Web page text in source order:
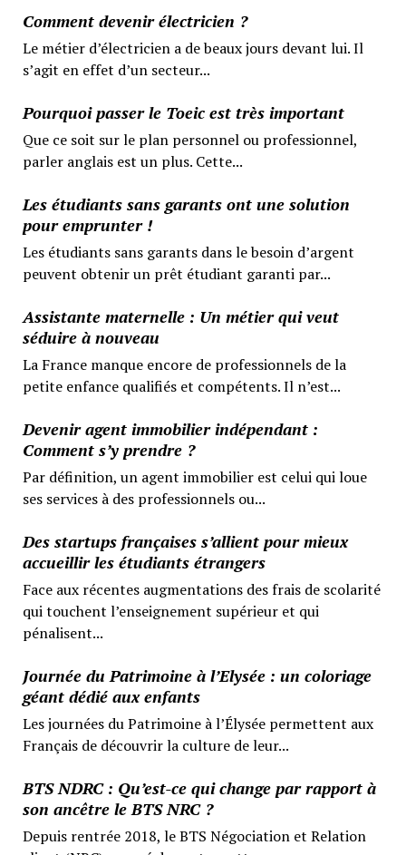
Comment devenir électricien ?
Le métier d’électricien a de beaux jours devant lui. Il
s’agit en effet d’un secteur...
Pourquoi passer le Toeic est très important
Que ce soit sur le plan personnel ou professionnel,
parler anglais est un plus. Cette...
Les étudiants sans garants ont une solution
pour emprunter !
Les étudiants sans garants dans le besoin d’argent
peuvent obtenir un prêt étudiant garanti par...
Assistante maternelle : Un métier qui veut
séduire à nouveau
La France manque encore de professionnels de la
petite enfance qualifiés et compétents. Il n’est...
Devenir agent immobilier indépendant :
Comment s’y prendre ?
Par définition, un agent immobilier est celui qui loue
ses services à des professionnels ou...
Des startups françaises s’allient pour mieux
accueillir les étudiants étrangers
Face aux récentes augmentations des frais de scolarité
qui touchent l’enseignement supérieur et qui
pénalisent...
Journée du Patrimoine à l’Elysée : un coloriage
géant dédié aux enfants
Les journées du Patrimoine à l’Élysée permettent aux
Français de découvrir la culture de leur...
BTS NDRC : Qu’est-ce qui change par rapport à
son ancêtre le BTS NRC ?
Depuis rentrée 2018, le BTS Négociation et Relation